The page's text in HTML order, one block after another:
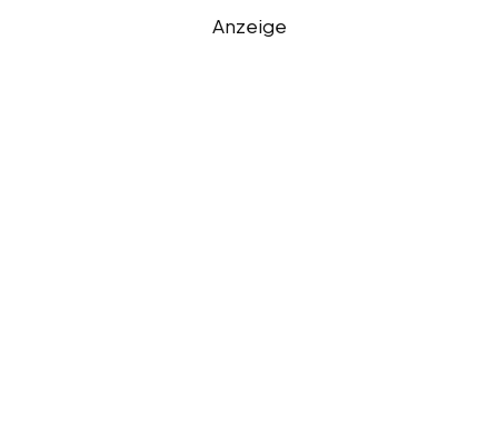
Anzeige